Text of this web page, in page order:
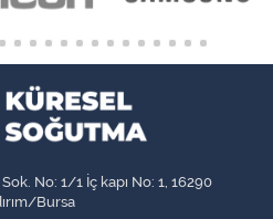
No: 1/1 İç kapı No: 1, 16290
Bursa